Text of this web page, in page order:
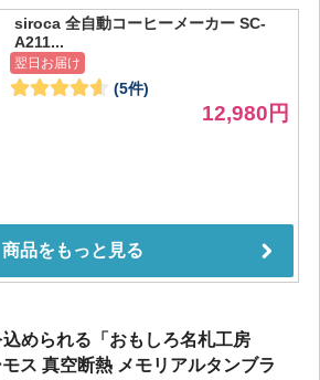
められる「おもしろ名札工房
ス 真空断熱 メモリアルタンブラ